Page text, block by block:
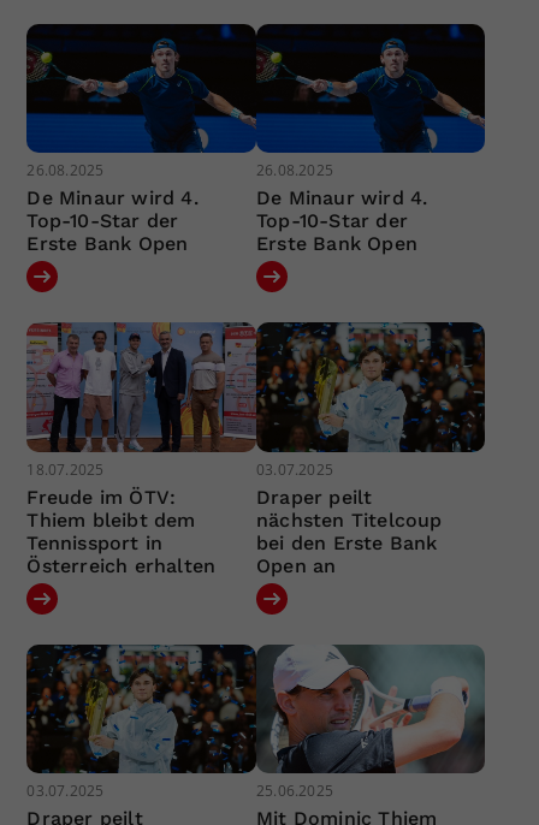
26.08.2025
De Minaur wird 4.
Top-10-Star der
Erste Bank Open
26.08.2025
De Minaur wird 4.
Top-10-Star der
Erste Bank Open
18.07.2025
Freude im ÖTV:
Thiem bleibt dem
Tennissport in
Österreich erhalten
03.07.2025
Draper peilt
nächsten Titelcoup
bei den Erste Bank
Open an
03.07.2025
Draper peilt
25.06.2025
Mit Dominic Thiem